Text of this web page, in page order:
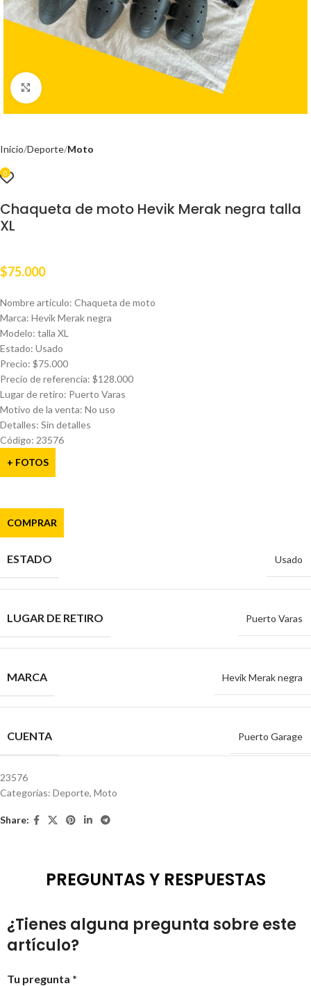
Clic para ampliar
Inicio Deporte Moto
0
Chaqueta de moto Hevik Merak negra talla
XL
$75.000
Nombre articulo: Chaqueta de moto
Marca: Hevik Merak negra
Modelo: talla XL
Estado: Usado
Precio: $75.000
Precio de referencia: $128.000
Lugar de retiro: Puerto Varas
Motivo de la venta: No uso
Detalles: Sin detalles
Código: 23576
+ FOTOS
COMPRAR
ESTADO Usado
LUGAR DE RETIRO Puerto Varas
MARCA Hevik Merak negra
CUENTA Puerto Garage
23576
Categorías: Deporte, Moto
Share:
PREGUNTAS Y RESPUESTAS
¿Tienes alguna pregunta sobre este
artículo?
Tu pregunta *